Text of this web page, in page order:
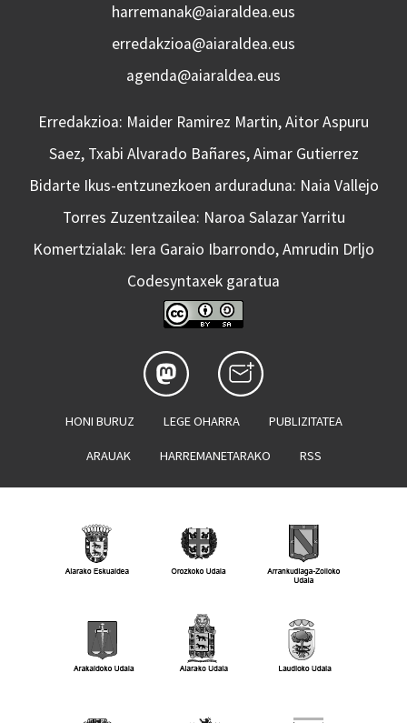
harremanak@aiaraldea.eus
erredakzioa@aiaraldea.eus
agenda@aiaraldea.eus
Erredakzioa: Maider Ramirez Martin, Aitor Aspuru
Saez, Txabi Alvarado Bañares, Aimar Gutierrez
Bidarte Ikus-entzunezkoen arduraduna: Naia Vallejo
Torres Zuzentzailea: Naroa Salazar Yarritu
Komertzialak: Iera Garaio Ibarrondo, Amrudin Drljo
Codesyntaxek garatua
HONI BURUZ LEGE OHARRA PUBLIZITATEA
ARAUAK HARREMANETARAKO RSS